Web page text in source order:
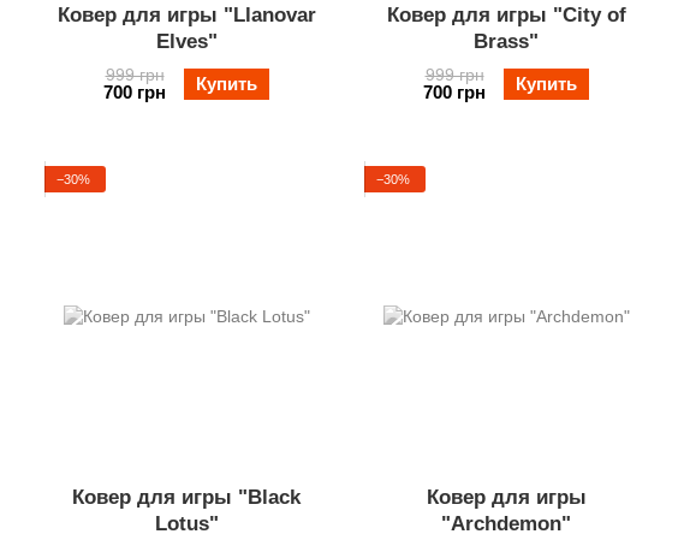
Ковер для игры "Llanovar
Elves"
999 грн
700 грн Купить
Ковер для игры "City of
Brass"
999 грн
700 грн Купить
−30%
Ковер для игры "Black
Lotus"
−30%
Ковер для игры
"Archdemon"